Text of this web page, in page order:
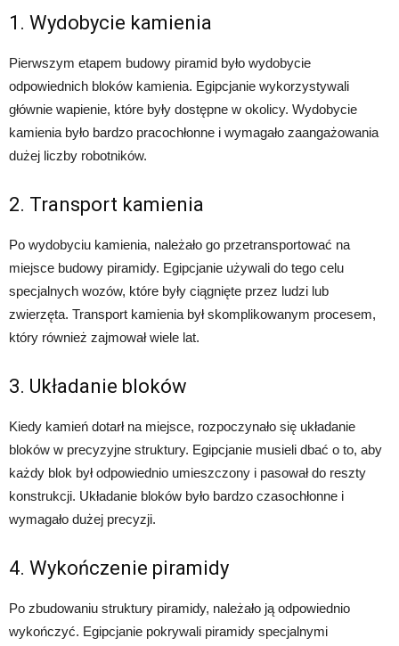
1. Wydobycie kamienia
Pierwszym etapem budowy piramid było wydobycie
odpowiednich bloków kamienia. Egipcjanie wykorzystywali
głównie wapienie, które były dostępne w okolicy. Wydobycie
kamienia było bardzo pracochłonne i wymagało zaangażowania
dużej liczby robotników.
2. Transport kamienia
Po wydobyciu kamienia, należało go przetransportować na
miejsce budowy piramidy. Egipcjanie używali do tego celu
specjalnych wozów, które były ciągnięte przez ludzi lub
zwierzęta. Transport kamienia był skomplikowanym procesem,
który również zajmował wiele lat.
3. Układanie bloków
Kiedy kamień dotarł na miejsce, rozpoczynało się układanie
bloków w precyzyjne struktury. Egipcjanie musieli dbać o to, aby
każdy blok był odpowiednio umieszczony i pasował do reszty
konstrukcji. Układanie bloków było bardzo czasochłonne i
wymagało dużej precyzji.
4. Wykończenie piramidy
Po zbudowaniu struktury piramidy, należało ją odpowiednio
wykończyć. Egipcjanie pokrywali piramidy specjalnymi